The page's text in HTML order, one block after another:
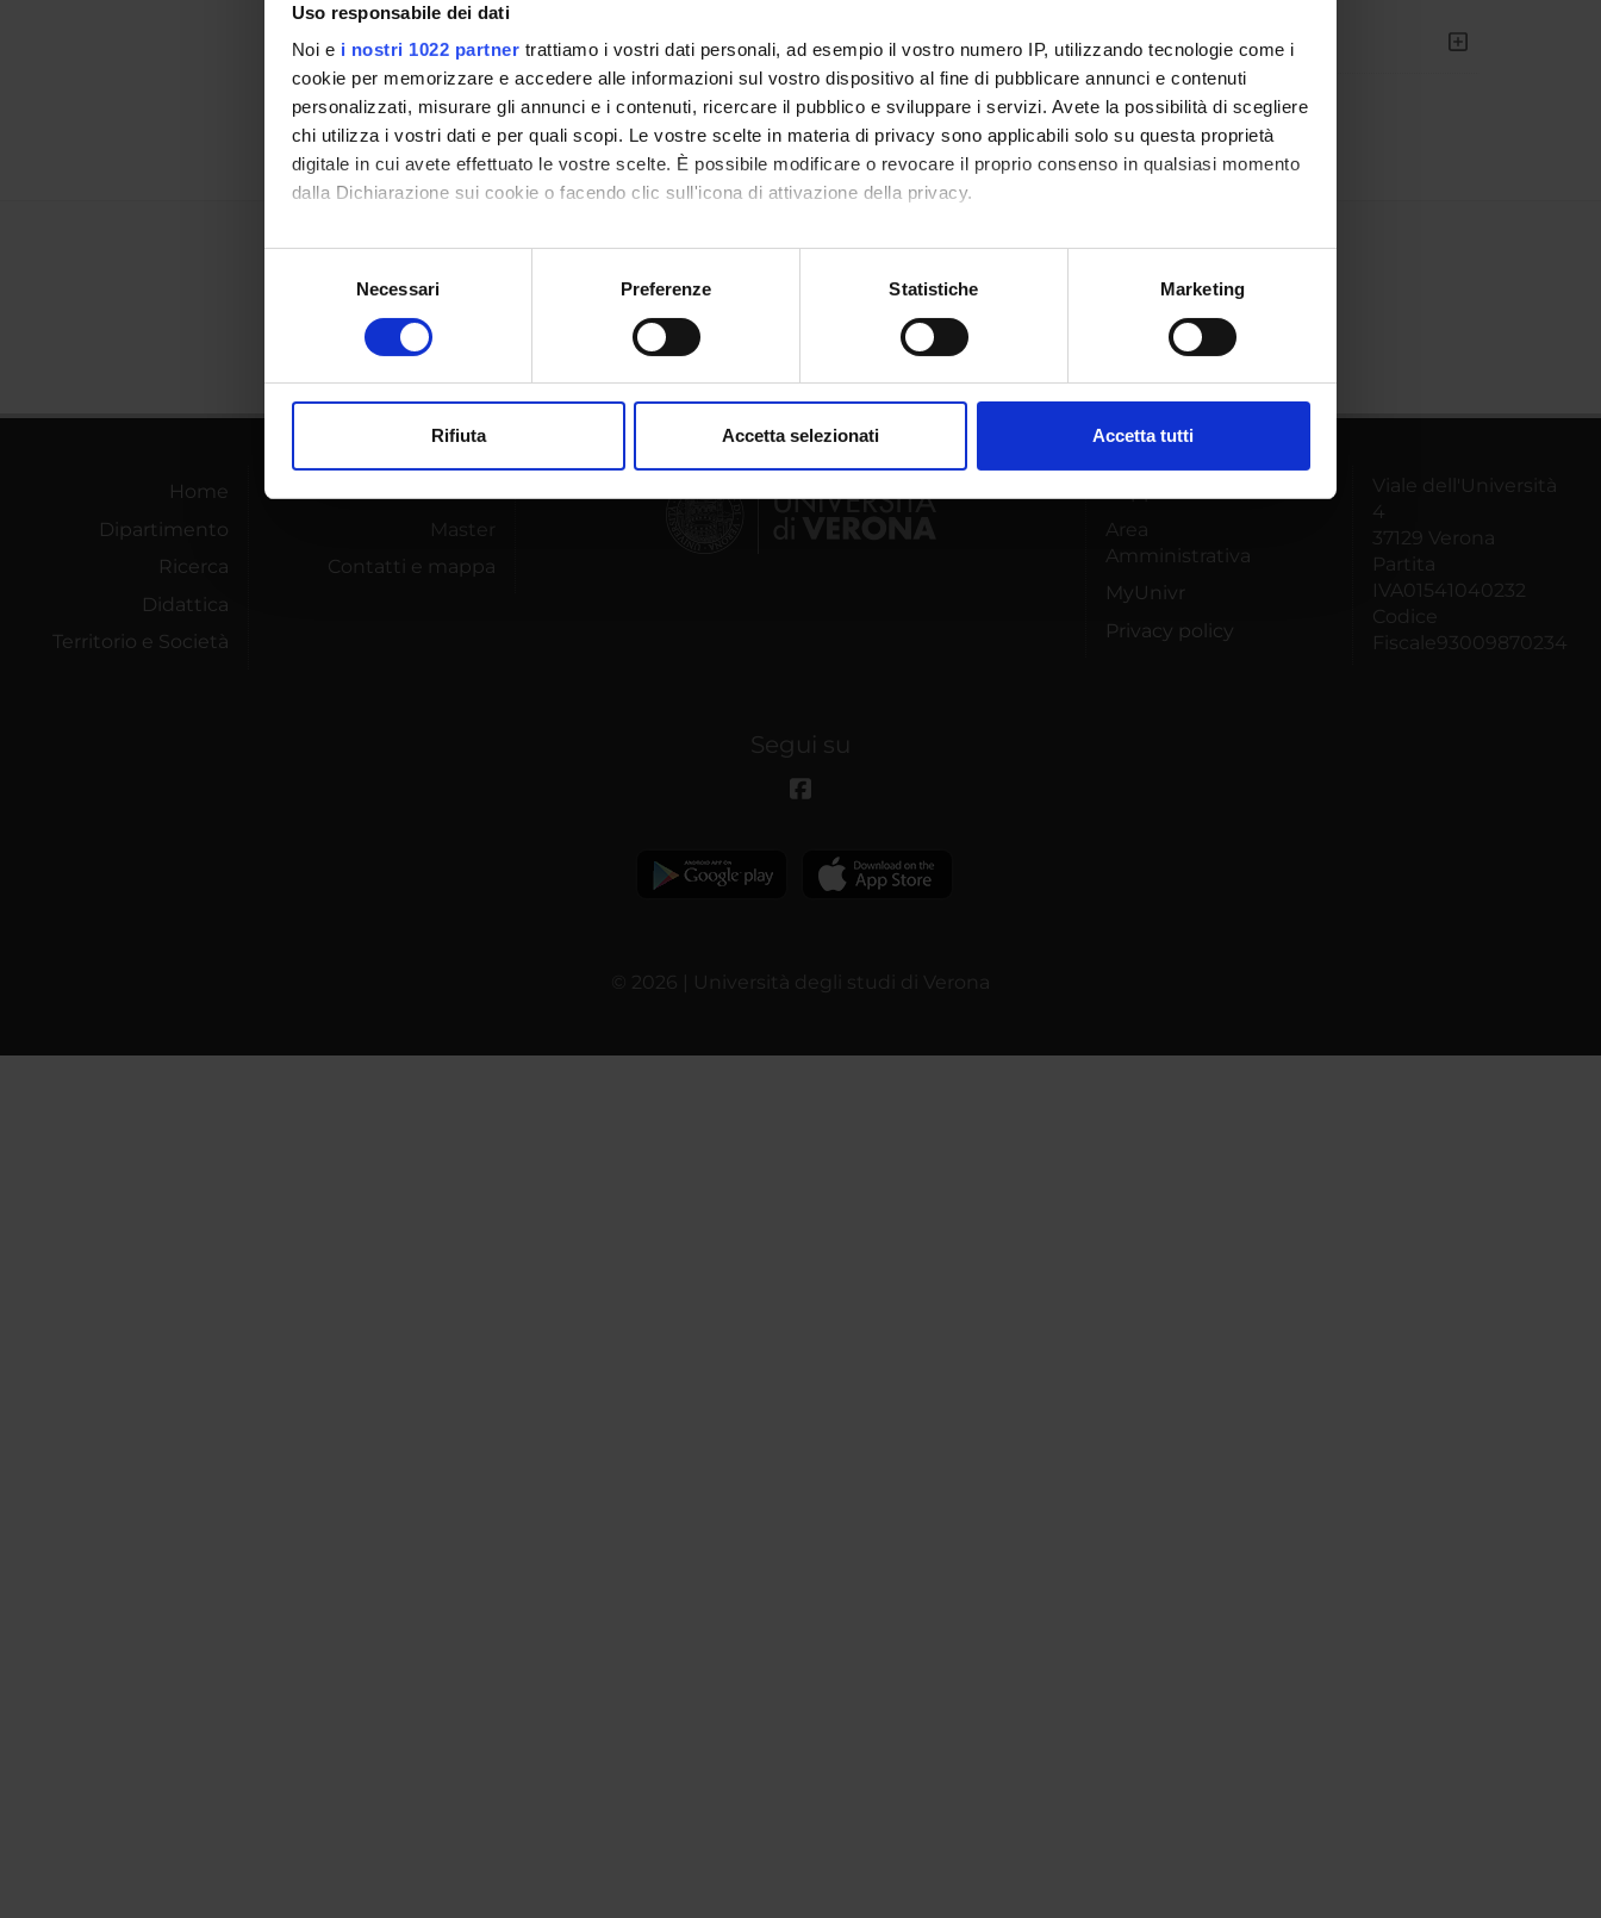
Uso responsabile dei dati
Noi e i nostri 1022 partner trattiamo i vostri dati personali, ad esempio il vostro numero IP, utilizzando tecnologie come i
cookie per memorizzare e accedere alle informazioni sul vostro dispositivo al fine di pubblicare annunci e contenuti
personalizzati, misurare gli annunci e i contenuti, ricercare il pubblico e sviluppare i servizi. Avete la possibilità di scegliere
chi utilizza i vostri dati e per quali scopi. Le vostre scelte in materia di privacy sono applicabili solo su questa proprietà
digitale in cui avete effettuato le vostre scelte. È possibile modificare o revocare il proprio consenso in qualsiasi momento
dalla Dichiarazione sui cookie o facendo clic sull'icona di attivazione della privacy.
Con il tuo consenso, vorremmo anche:
raccogliere informazioni sulla tua posizione geografica, con un'approssimazione di qualche metro,
digitali).
modificare o ritirare il tuo consenso in qualsiasi momento dalla Dichiarazione sui cookie.
Necessari Preferenze Statistiche Marketing
Rifiuta Accetta selezionati Accetta tutti
Interateneo
Dottorato alle cui attività didattiche contribuiscono piú atenei
Home
Dipartimento
Ricerca
Didattica
Territorio e Società
Master
Contatti e mappa
Area
Amministrativa
MyUnivr
Privacy policy
Viale dell'Università
4
37129 Verona
Partita
IVA01541040232
Codice
Fiscale93009870234
Segui su
© 2026 | Università degli studi di Verona